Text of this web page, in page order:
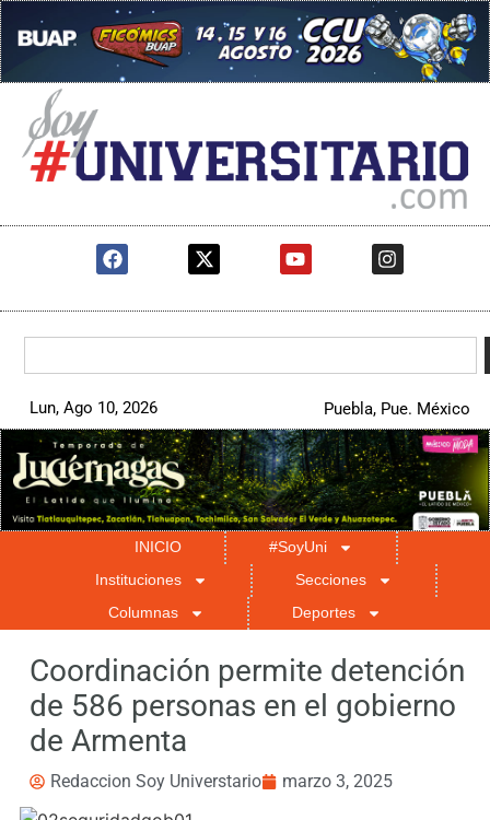
Lun, Ago 10, 2026 Puebla, Pue. México
INICIO
#SoyUni
Instituciones
Secciones
Columnas
Deportes
Coordinación permite detención
de 586 personas en el gobierno
de Armenta
Redaccion Soy Universtario marzo 3, 2025